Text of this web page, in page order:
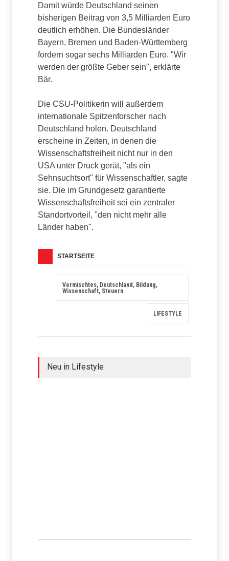
Damit würde Deutschland seinen
bisherigen Beitrag von 3,5 Milliarden Euro
deutlich erhöhen. Die Bundesländer
Bayern, Bremen und Baden-Württemberg
fordern sogar sechs Milliarden Euro. "Wir
werden der größte Geber sein", erklärte
Bär.
Die CSU-Politikerin will außerdem
internationale Spitzenforscher nach
Deutschland holen. Deutschland
erscheine in Zeiten, in denen die
Wissenschaftsfreiheit nicht nur in den
USA unter Druck gerät, "als ein
Sehnsuchtsort" für Wissenschaftler, sagte
sie. Die im Grundgesetz garantierte
Wissenschaftsfreiheit sei ein zentraler
Standortvorteil, "den nicht mehr alle
Länder haben".
STARTSEITE
Vermischtes, Deutschland, Bildung,
Wissenschaft, Steuern
LIFESTYLE
Neu in Lifestyle